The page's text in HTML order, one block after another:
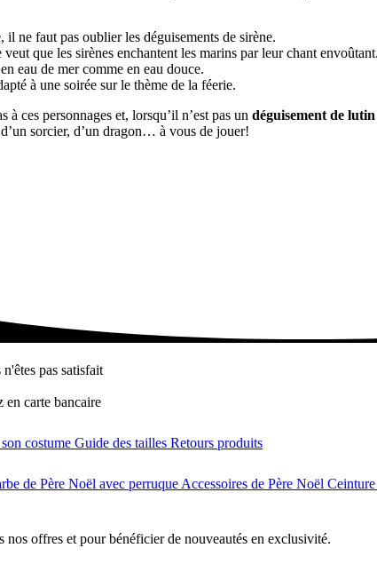
ne faut pas oublier les déguisements de sirène.
que les sirènes enchantent les marins par leur chant
eau de mer comme en eau douce.
à une soirée sur le thème de la féerie.
ces personnages et, lorsqu’il n’est pas un déguisement de
sorcier, d’un dragon… à vous de jouer!
pas satisfait
en carte bancaire
costume Guide des tailles Retours produits
de Père Noël avec perruque Accessoires de Père Noël
offres et pour bénéficier de nouveautés en exclusivité.